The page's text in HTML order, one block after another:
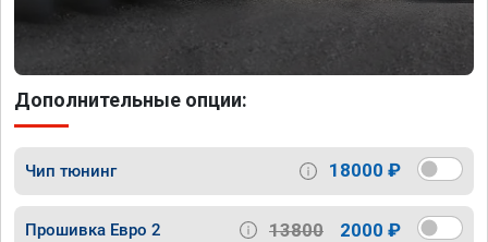
Дополнительные опции:
Чип тюнинг 18000 ₽
Прошивка Евро 2 13800 2000 ₽